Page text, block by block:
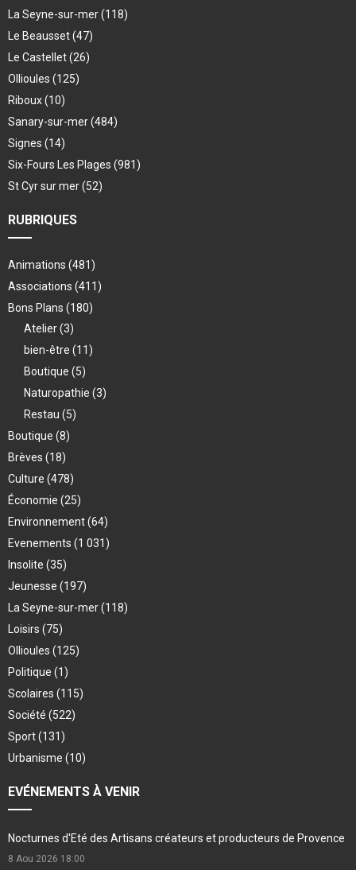
La Seyne-sur-mer(118)
Le Beausset(47)
Le Castellet(26)
Ollioules (125)
Riboux(10)
Sanary-sur-mer(484)
Signes (14)
Six-Fours Les Plages (981)
St Cyr sur mer(52)
RUBRIQUES
Animations (481)
Associations (411)
Bons Plans (180)
Atelier(3)
bien-être (11)
Boutique (5)
Naturopathie (3)
Restau (5)
Boutique (8)
Brèves (18)
Culture (478)
Économie (25)
Environnement(64)
Evenements (1 031)
Insolite (35)
Jeunesse (197)
La Seyne-sur-mer(118)
Loisirs (75)
Ollioules (125)
Politique (1)
Scolaires (115)
Société (522)
Sport(131)
Urbanisme (10)
EVÉNEMENTS À VENIR
Nocturnes d'Eté des Artisans créateurs et producteurs de Provence
8 Aou 2026 18:00